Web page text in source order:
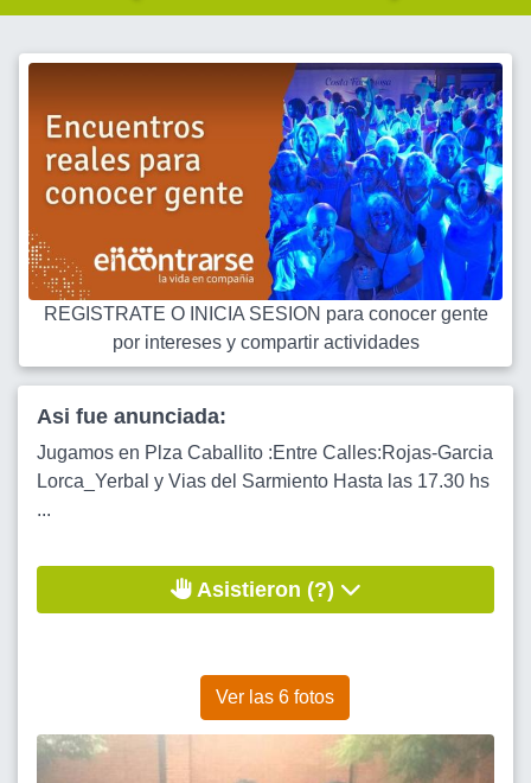
REGISTRATE O INICIA SESION para conocer gente
por intereses y compartir actividades
Asi fue anunciada:
Jugamos en Plza Caballito :Entre Calles:Rojas-Garcia
Lorca_Yerbal y Vias del Sarmiento Hasta las 17.30 hs
...
Asistieron (?)
Ver las 6 fotos